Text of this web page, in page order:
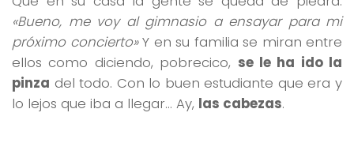
«Bueno, me voy al gimnasio a ensayar para mi
próximo concierto»Y en su familia se miran entre
ellos como diciendo, pobrecico, se le ha ido la
pinza del todo. Con lo buen estudiante que era y
lo lejos que iba a llegar… Ay, las cabezas.